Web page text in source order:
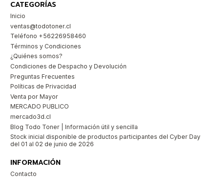
CATEGORÍAS
Inicio
ventas@todotoner.cl
Teléfono +56226958460
Términos y Condiciones
¿Quiénes somos?
Condiciones de Despacho y Devolución
Preguntas Frecuentes
Políticas de Privacidad
Venta por Mayor
MERCADO PUBLICO
mercado3d.cl
Blog Todo Toner | Información útil y sencilla
Stock inicial disponible de productos participantes del Cyber Day
del 01 al 02 de junio de 2026
INFORMACIÓN
Contacto